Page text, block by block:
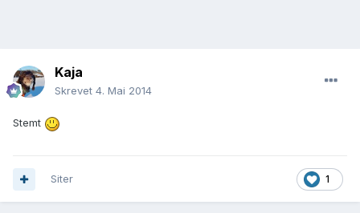
Kaja
Skrevet 4. Mai 2014
Stemt
1
Siter